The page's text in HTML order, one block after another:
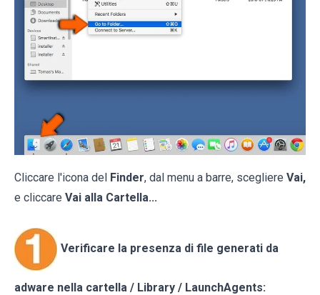
Cliccare l'icona del Finder, dal menu a barre, scegliere Vai,
e cliccare Vai alla Cartella...
Verificare la presenza di file generati da
adware nella cartella / Library / LaunchAgents: